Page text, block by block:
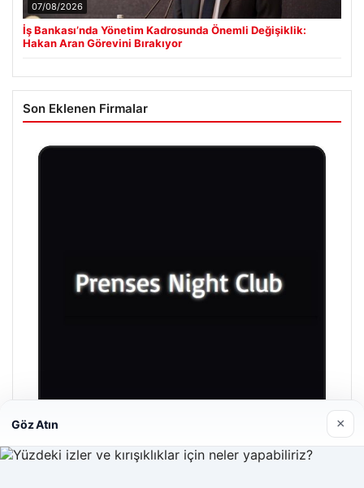
07/08/2026
İş Bankası’nda Yönetim Kadrosunda Önemli Değişiklik:
Hakan Aran Görevini Bırakıyor
Son Eklenen Firmalar
Prenses Night Club
Göz Atın ×